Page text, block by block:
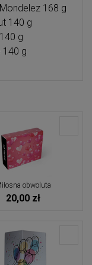
168 g
140 g
g
140 g
obwoluta
20,00 zł